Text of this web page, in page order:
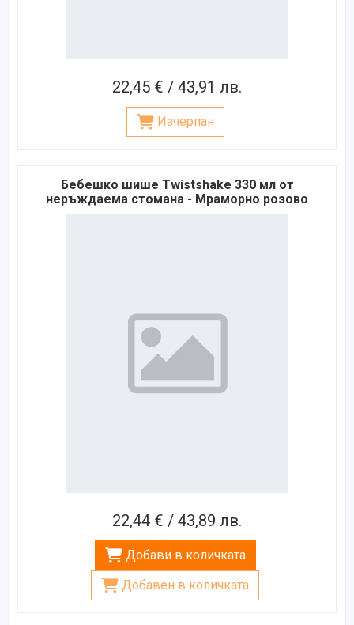
22,45 € / 43,91 лв.
Изчерпан
Бебешко шише Twistshake 330 мл от
неръждаема стомана - Мраморно розово
22,44 € / 43,89 лв.
Добави в количката
Добавен в количката